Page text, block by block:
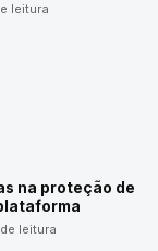
leitura
na proteção de
leitura